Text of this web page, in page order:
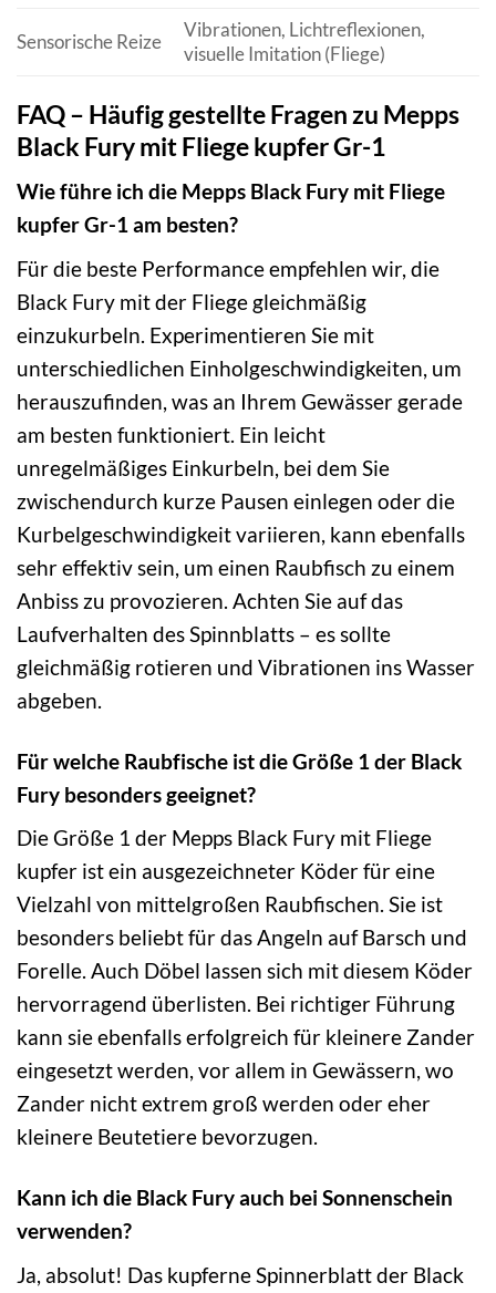
Sensorische Reize
Vibrationen, Lichtreflexionen,
visuelle Imitation (Fliege)
FAQ – Häufig gestellte Fragen zu Mepps
Black Fury mit Fliege kupfer Gr-1
Wie führe ich die Mepps Black Fury mit Fliege
kupfer Gr-1 am besten?
Für die beste Performance empfehlen wir, die
Black Fury mit der Fliege gleichmäßig
einzukurbeln. Experimentieren Sie mit
unterschiedlichen Einholgeschwindigkeiten, um
herauszufinden, was an Ihrem Gewässer gerade
am besten funktioniert. Ein leicht
unregelmäßiges Einkurbeln, bei dem Sie
zwischendurch kurze Pausen einlegen oder die
Kurbelgeschwindigkeit variieren, kann ebenfalls
sehr effektiv sein, um einen Raubfisch zu einem
Anbiss zu provozieren. Achten Sie auf das
Laufverhalten des Spinnblatts – es sollte
gleichmäßig rotieren und Vibrationen ins Wasser
abgeben.
Für welche Raubfische ist die Größe 1 der Black
Fury besonders geeignet?
Die Größe 1 der Mepps Black Fury mit Fliege
kupfer ist ein ausgezeichneter Köder für eine
Vielzahl von mittelgroßen Raubfischen. Sie ist
besonders beliebt für das Angeln auf Barsch und
Forelle. Auch Döbel lassen sich mit diesem Köder
hervorragend überlisten. Bei richtiger Führung
kann sie ebenfalls erfolgreich für kleinere Zander
eingesetzt werden, vor allem in Gewässern, wo
Zander nicht extrem groß werden oder eher
kleinere Beutetiere bevorzugen.
Kann ich die Black Fury auch bei Sonnenschein
verwenden?
Ja, absolut! Das kupferne Spinnerblatt der Black